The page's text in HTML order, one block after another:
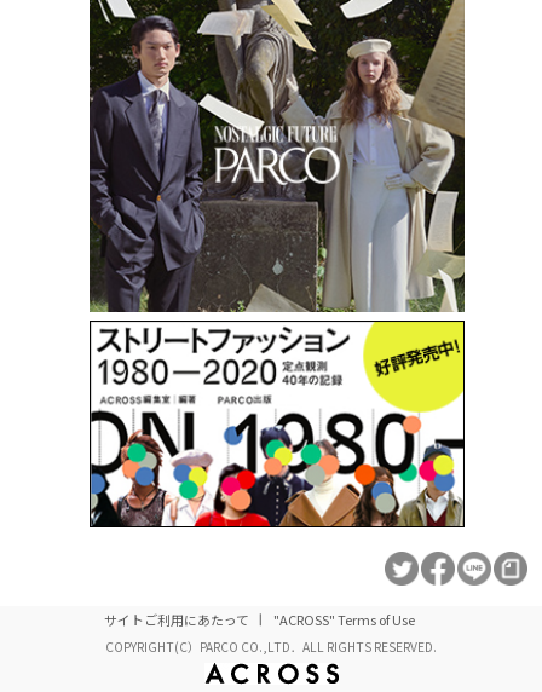
サイトご利用にあたって "ACROSS" Terms of Use
COPYRIGHT(C）PARCO CO.,LTD．ALL RIGHTS RESERVED.